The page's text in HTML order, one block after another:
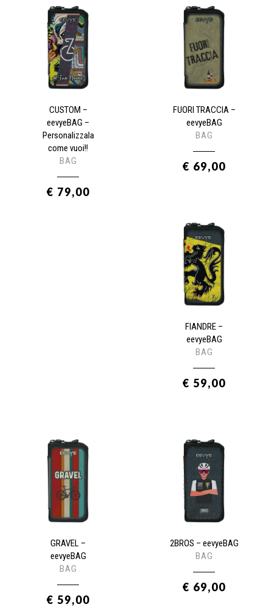
CUSTOM –
eevyeBAG –
Personalizzala
come vuoi!!
BAG
€ 79,00
FUORI TRACCIA –
eevyeBAG
BAG
€ 69,00
FIANDRE –
eevyeBAG
BAG
€ 59,00
GRAVEL –
eevyeBAG
BAG
€ 59,00
2BROS – eevyeBAG
BAG
€ 69,00